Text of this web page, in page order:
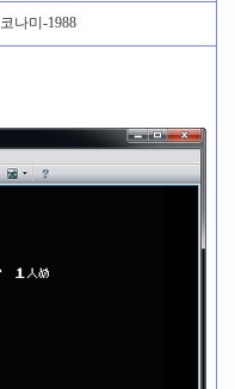
코나미-1988